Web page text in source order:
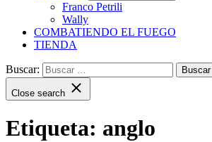
Franco Petrili
Wally
COMBATIENDO EL FUEGO
TIENDA
Buscar:
Close search
Etiqueta: anglo